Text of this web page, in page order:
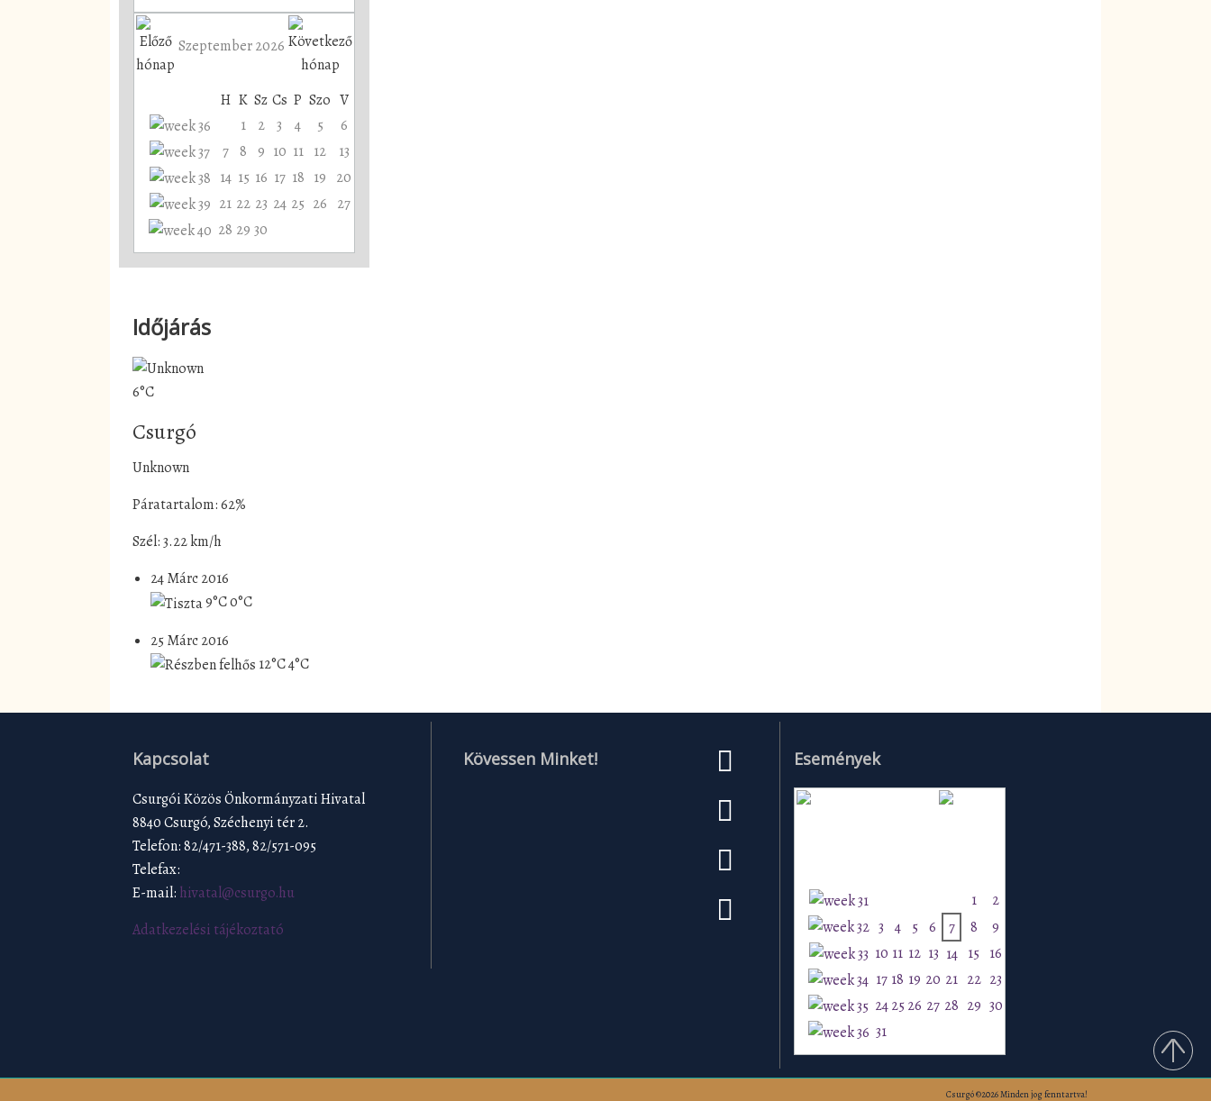
Szeptember 2026
H K Sz Cs P Szo V
1
2 3 4 5
6
7 8 9 10 11 12
13
14 15 16 17 18 19 20
21 22 23 24 25 26 27
28 29 30
Időjárás
6°C
Csurgó
Unknown
Páratartalom: 62%
Szél: 3.22 km/h
24 Márc 2016
9°C0°C
25 Márc 2016
12°C4°C
Kapcsolat
Csurgói Közös Önkormányzati Hivatal
8840 Csurgó, Széchenyi tér 2.
Telefon: 82/471-388, 82/571-095
Telefax:
E-mail: hivatal@csurgo.hu
Adatkezelési tájékoztató
Kövessen Minket! Események
1
2
3 4 5 6 7 8
9
10 11 12 13 14 15 16
17 18 19 20 21 22 23
242526 27 28 29 30
31
Csurgó ©2026 Minden jog fenntartva!